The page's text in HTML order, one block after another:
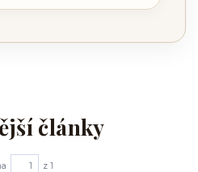
články
z 1